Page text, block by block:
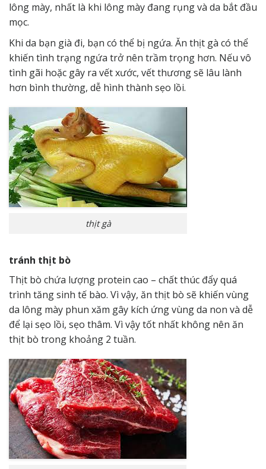
lông mày, nhất là khi lông mày đang rụng và da bắt đầu
mọc.
Khi da bạn già đi, bạn có thể bị ngứa. Ăn thịt gà có thể
khiến tình trạng ngứa trở nên trầm trọng hơn. Nếu vô
tình gãi hoặc gây ra vết xước, vết thương sẽ lâu lành
hơn bình thường, dễ hình thành sẹo lồi.
thịt gà
tránh thịt bò
Thịt bò chứa lượng protein cao – chất thúc đẩy quá
trình tăng sinh tế bào. Vì vậy, ăn thịt bò sẽ khiến vùng
da lông mày phun xăm gây kích ứng vùng da non và dễ
để lại sẹo lồi, sẹo thâm. Vì vậy tốt nhất không nên ăn
thịt bò trong khoảng 2 tuần.